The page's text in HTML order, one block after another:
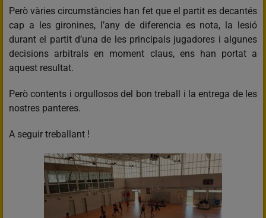
Però vàries circumstàncies han fet que el partit es decantés
cap a les gironines, l’any de diferencia es nota, la lesió
durant el partit d’una de les principals jugadores i algunes
decisions arbitrals en moment claus, ens han portat a
aquest resultat.
Però contents i orgullosos del bon treball i la entrega de les
nostres panteres.
A seguir treballant !